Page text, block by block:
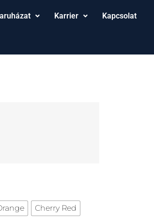
Karrier Kapcsolat
Cherry Red